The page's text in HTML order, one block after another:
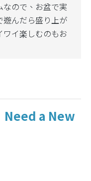
なので、お盆で実
遊んだら盛り上が
ワイ楽しむのもお
Need a New